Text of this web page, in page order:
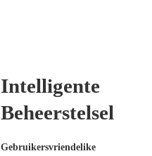
Intelligente
Beheerstelsel
Gebruikersvriendelike